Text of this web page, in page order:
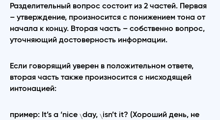
Разделительный вопрос состоит из 2 частей. Первая
– утверждение, произносится с понижением тона от
начала к концу. Вторая часть – собственно вопрос,
уточняющий достоверность информации.
Если говорящий уверен в положительном ответе,
вторая часть также произносится с нисходящей
интонацией:
пример: It’s a ‘nice \day, \isn’t it? (Хороший день, не